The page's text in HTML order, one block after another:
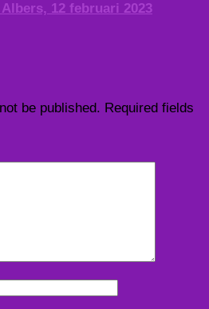
12 februari 2023
be published. Required fields